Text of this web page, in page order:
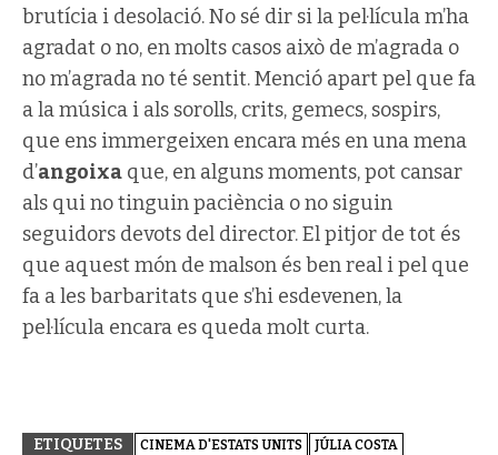
brutícia i desolació. No sé dir si la pel·lícula m’ha
agradat o no, en molts casos això de m’agrada o
no m’agrada no té sentit.Menció apart pel que fa
a la música i als sorolls, crits, gemecs, sospirs,
que ens immergeixen encara més en una mena
d’angoixa que, en alguns moments, pot cansar
als qui no tinguin paciència o no siguin
seguidors devots del director. El pitjor de tot és
que aquest món de malson és ben real i pel que
fa a les barbaritats que s’hi esdevenen, la
pel·lícula encara es queda molt curta.
ETIQUETES CINEMA D'ESTATS UNITS
JÚLIA COSTA